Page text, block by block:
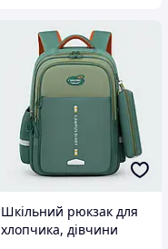
Шкільний рюкзак для
хлопчика, дівчини